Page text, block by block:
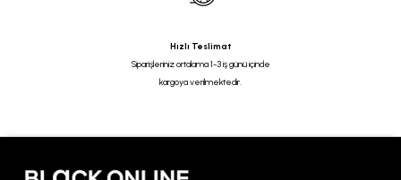
Hızlı Teslimat
Siparişleriniz ortalama 1-3 iş günü içinde
kargoya verilmektedir.